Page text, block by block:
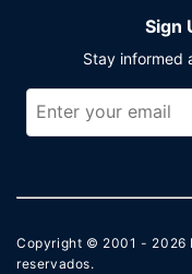
Sign
Stay informed
Copyright © 2001 - 2026
reservados.